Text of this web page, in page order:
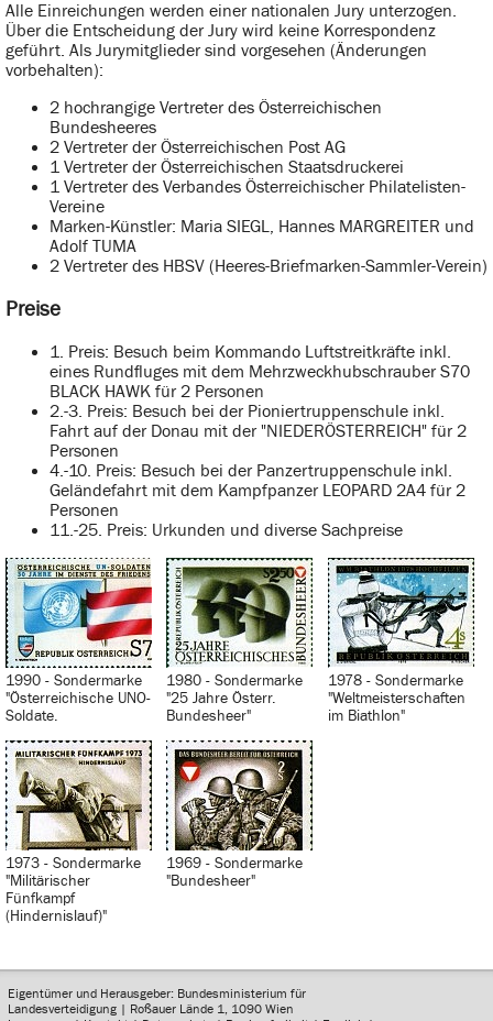
Alle Einreichungen werden einer nationalen Jury unterzogen.
Über die Entscheidung der Jury wird keine Korrespondenz
geführt. Als Jurymitglieder sind vorgesehen (Änderungen
vorbehalten):
2 hochrangige Vertreter des Österreichischen
Bundesheeres
2 Vertreter der Österreichischen Post AG
1 Vertreter der Österreichischen Staatsdruckerei
1 Vertreter des Verbandes Österreichischer Philatelisten-
Vereine
Marken-Künstler: Maria SIEGL, Hannes MARGREITER und
Adolf TUMA
2 Vertreter des HBSV (Heeres-Briefmarken-Sammler-Verein)
Preise
1. Preis: Besuch beim Kommando Luftstreitkräfte inkl.
eines Rundfluges mit dem Mehrzweckhubschrauber S70
BLACK HAWK für 2 Personen
2.-3. Preis: Besuch bei der Pioniertruppenschule inkl.
Fahrt auf der Donau mit der "NIEDERÖSTERREICH" für 2
Personen
4.-10. Preis: Besuch bei der Panzertruppenschule inkl.
Geländefahrt mit dem Kampfpanzer LEOPARD 2A4 für 2
Personen
11.-25. Preis: Urkunden und diverse Sachpreise
1990 - Sondermarke
"Österreichische UNO-
Soldate.
1980 - Sondermarke
"25 Jahre Österr.
Bundesheer"
1978 - Sondermarke
"Weltmeisterschaften
im Biathlon"
1973 - Sondermarke
"Militärischer
Fünfkampf
(Hindernislauf)"
1969 - Sondermarke
"Bundesheer"
Eigentümer und Herausgeber: Bundesministerium für
Landesverteidigung | Roßauer Lände 1, 1090 Wien